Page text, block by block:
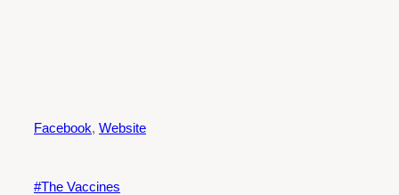
Facebook, Website
The Vaccines